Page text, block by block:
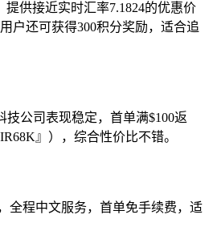
提供接近实时汇率7.1824的优惠价
户还可获得300积分奖励，适合追
技公司表现稳定，首单满$100返
』），综合性价比不错。
全程中文服务，首单免手续费，适